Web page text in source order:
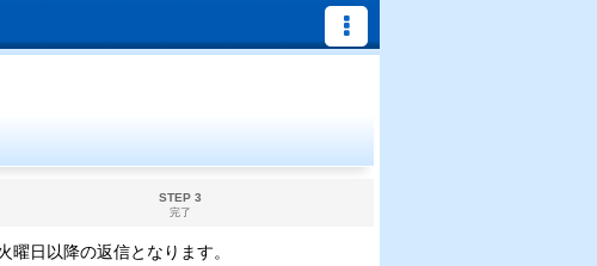
STEP 3
完了
日以降の返信となります。